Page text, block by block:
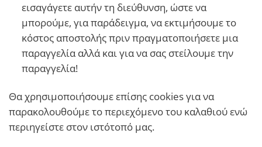
εισαγάγετε αυτήν τη διεύθυνση, ώστε να
μπορούμε, για παράδειγμα, να εκτιμήσουμε το
κόστος αποστολής πριν πραγματοποιήσετε μια
παραγγελία αλλά και για να σας στείλουμε την
παραγγελία!
Θα χρησιμοποιήσουμε επίσης cookies για να
παρακολουθούμε το περιεχόμενο του καλαθιού ενώ
περιηγείστε στον ιστότοπό μας.